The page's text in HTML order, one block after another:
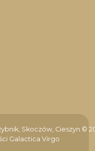
Skoczów, Cieszyn ©
Galactica Virgo